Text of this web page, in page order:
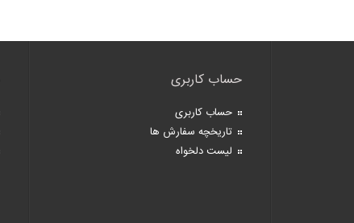
حساب کاربری
حساب کاربری
تاریخچه سفارش ها
لیست دلخواه